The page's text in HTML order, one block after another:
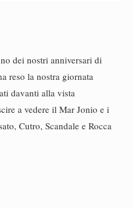
dei nostri anniversari di
reso la nostra giornata
davanti alla vista
a vedere il Mar Jonio e i
Cutro, Scandale e Rocca